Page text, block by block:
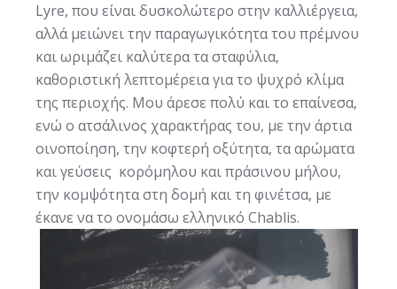
Lyre, που είναι δυσκολώτερο στην καλλιέργεια,
αλλά μειώνει την παραγωγικότητα του πρέμνου
και ωριμάζει καλύτερα τα σταφύλια,
καθοριστική λεπτομέρεια για το ψυχρό κλίμα
της περιοχής. Μου άρεσε πολύ και το επαίνεσα,
ενώ ο ατσάλινος χαρακτήρας του, με την άρτια
οινοποίηση, την κοφτερή οξύτητα, τα αρώματα
και γεύσεις κορόμηλου και πράσινου μήλου,
την κομψότητα στη δομή και τη φινέτσα, με
έκανε να το ονομάσω ελληνικό Chablis.